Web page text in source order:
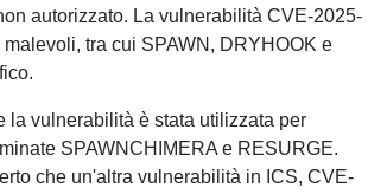
autorizzato. La vulnerabilità CVE-2025-
tra cui SPAWN, DRYHOOK e
la vulnerabilità è stata utilizzata per
SPAWNCHIMERA e RESURGE.
che un'altra vulnerabilità in ICS, CVE-